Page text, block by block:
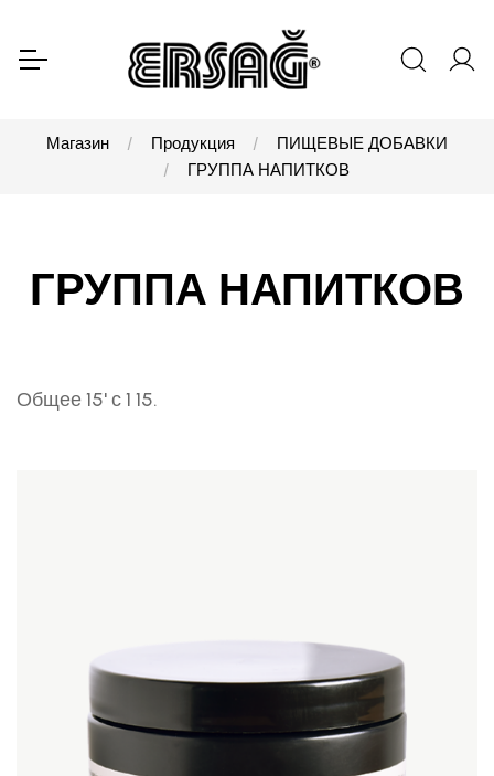
Магазин Продукция
ПИЩЕВЫЕ ДОБАВКИ
ГРУППА НАПИТКОВ
ГРУППА НАПИТКОВ
Общее 15' с 1 15.